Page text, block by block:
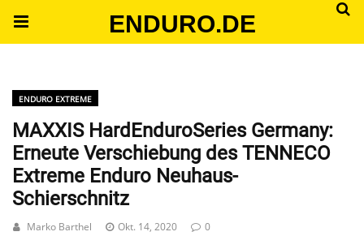
ENDURO.DE
ENDURO EXTREME
MAXXIS HardEnduroSeries Germany:
Erneute Verschiebung des TENNECO
Extreme Enduro Neuhaus-
Schierschnitz
Marko Barthel Okt. 14, 2020 0